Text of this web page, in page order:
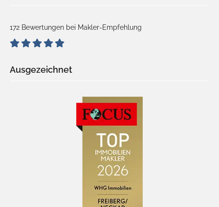
172 Bewertungen bei Makler-Empfehlung
Ausgezeichnet